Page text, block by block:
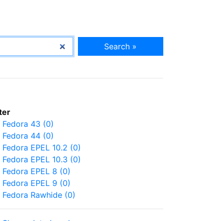
Search »
Fedora 43 (0)
Fedora 44 (0)
Fedora EPEL 10.2 (0)
Fedora EPEL 10.3 (0)
Fedora EPEL 8 (0)
Fedora EPEL 9 (0)
Fedora Rawhide (0)